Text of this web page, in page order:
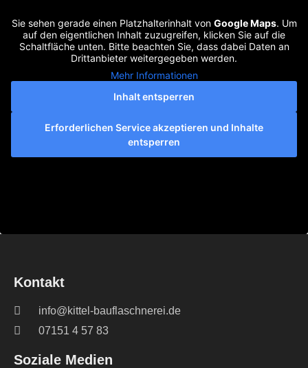
Sie sehen gerade einen Platzhalterinhalt von Google Maps. Um
auf den eigentlichen Inhalt zuzugreifen, klicken Sie auf die
Schaltfläche unten. Bitte beachten Sie, dass dabei Daten an
Drittanbieter weitergegeben werden.
Mehr Informationen
Inhalt entsperren
Erforderlichen Service akzeptieren und Inhalte
entsperren
Kontakt
info@kittel-bauflaschnerei.de
07151 4 57 83
Soziale Medien